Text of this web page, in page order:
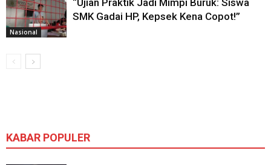
Nasional
“Ujian Praktik Jadi Mimpi Buruk: Siswa
SMK Gadai HP, Kepsek Kena Copot!”
KABAR POPULER